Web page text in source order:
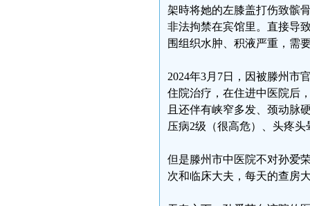
架時将她的左膝盖打伤致髌
非法拘禁在宾馆里。直接导
围组织水肿、积液严重，需
2024年3月7日，因被滕州市
住院治疗，在住进中医院后
且还伴有峡窄多发、颈动脉
压病2级（很高危）、头疼头
但是滕州市中医院不对孙爱
次和临床大夫，每天的查房